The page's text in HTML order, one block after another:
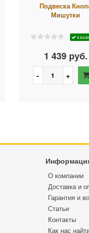
Подвеска
Мишутки
в
1 439 руб.
О компании
Доставка и
Гарантия и
Статьи
Контакты
Как нас